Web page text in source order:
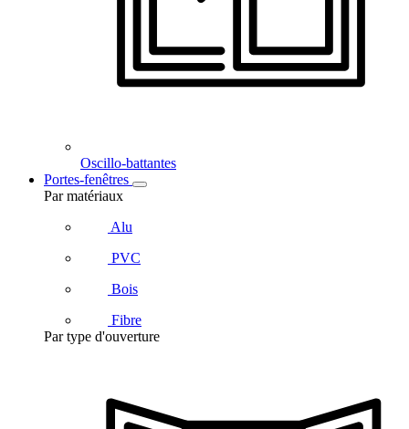
Oscillo-battantes
Portes-fenêtres
Par matériaux
Alu
PVC
Bois
Fibre
Par type d'ouverture